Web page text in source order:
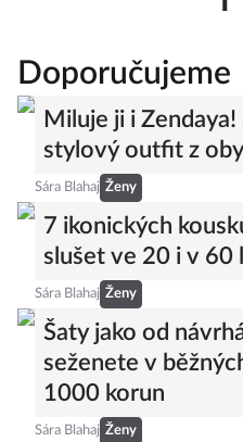
Doporučujeme
Miluje ji i
stylový outfit z
Sára Blahaj Ženy
7 ikonických
slušet ve 20 i v 60
Sára Blahaj Ženy
Šaty jako od
seženete v
1000 korun
Sára Blahaj Ženy